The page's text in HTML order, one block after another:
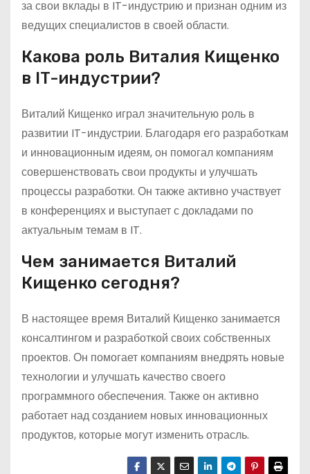
за свои вклады в IT-индустрию и признан одним из
ведущих специалистов в своей области.
Какова роль Виталия Кищенко
в IT-индустрии?
Виталий Кищенко играл значительную роль в
развитии IT-индустрии. Благодаря его разработкам
и инновационным идеям, он помогал компаниям
совершенствовать свои продукты и улучшать
процессы разработки. Он также активно участвует
в конференциях и выступает с докладами по
актуальным темам в IT.
Чем занимается Виталий
Кищенко сегодня?
В настоящее время Виталий Кищенко занимается
консалтингом и разработкой своих собственных
проектов. Он помогает компаниям внедрять новые
технологии и улучшать качество своего
программного обеспечения. Также он активно
работает над созданием новых инновационных
продуктов, которые могут изменить отрасль.